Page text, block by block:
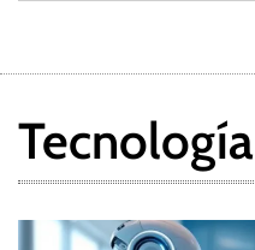
Tecnología